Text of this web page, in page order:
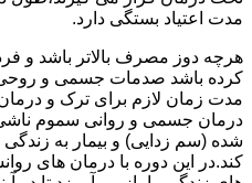
مدت اعتیاد بستگی دارد.
هرچه دوز مصرف بالاتر باشد و
کرده باشد صدمات جسمی و روحی
مدت زمان لازم برای ترک و
درمان جسمی و روانی سموم ناشی
شده (سم زدایی) و بیمار به
کند.در این دوره با درمان های